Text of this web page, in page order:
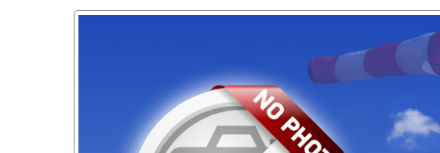
Bildergalerie überspringen